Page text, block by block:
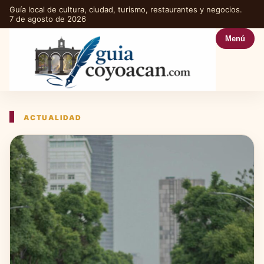
Guía local de cultura, ciudad, turismo, restaurantes y negocios.
7 de agosto de 2026
Menú
ACTUALIDAD